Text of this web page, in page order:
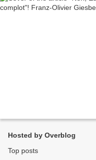
Hosted by Overblog
Top posts